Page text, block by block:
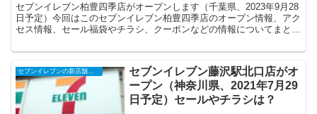
セブンイレブン柏豊四季店がオープンします（千葉県、2023年9月28
日予定）今回はこのセブンイレブン柏豊四季店のオープン情報、アク
セス情報、セール福袋やチラシ、クーポンなどの情報についてまとめ
セブンイレブン藤沢駅北口店がオ
ープン（神奈川県、2021年7月29
日予定）セールやチラシは？